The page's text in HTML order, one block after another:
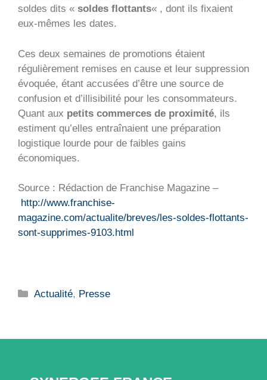
soldes dits « soldes flottants« , dont ils fixaient
eux-mêmes les dates.
Ces deux semaines de promotions étaient
régulièrement remises en cause et leur suppression
évoquée, étant accusées d’être une source de
confusion et d’illisibilité pour les consommateurs.
Quant aux petits commerces de proximité, ils
estiment qu’elles entraînaient une préparation
logistique lourde pour de faibles gains
économiques.
Source : Rédaction de Franchise Magazine –
http://www.franchise-
magazine.com/actualite/breves/les-soldes-flottants-
sont-supprimes-9103.html
Catégories
Actualité, Presse